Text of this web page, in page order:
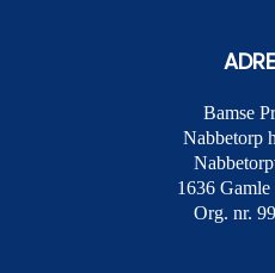
Bamse
Nabbetorp
1636 Gamle
Org. nr.